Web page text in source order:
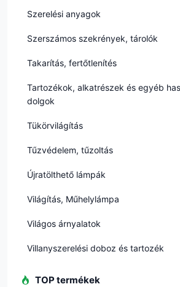
Szerelési anyagok
Szerszámos szekrények, tárolók
Takarítás, fertőtlenítés
Tartozékok, alkatrészek és egyéb
dolgok
Tükörvilágítás
Tűzvédelem, tűzoltás
Újratölthető lámpák
Világítás, Műhelylámpa
Világos árnyalatok
Villanyszerelési doboz és tartozék
TOP termékek